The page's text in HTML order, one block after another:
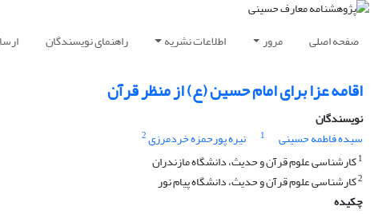
صفحه اصلی مرور اطلاعات نشریه راهنمای نویسندگان
اقامه عزا برای امام حسین (ع) از منظر قرآن
نویسندگان
سیده فاطمه حسینی
1 نیره پورحمزه خردمرزی2
1کارشناسی علوم قرآن و حدیث، دانشگاه مازندران
2کارشناسی علوم قرآن و حدیث، دانشگاه پیام نور
چکیده